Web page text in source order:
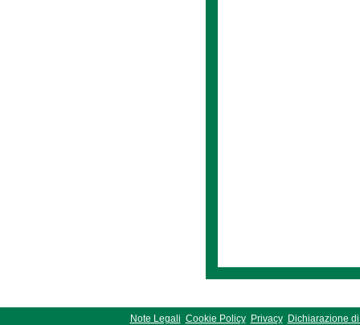
Note Legali Cookie Policy Privacy
Dichiarazione